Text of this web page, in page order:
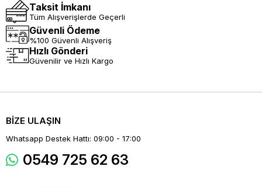
Taksit İmkanı
Tüm Alışverişlerde Geçerli
Güvenli Ödeme
%100 Güvenli Alışveriş
Hızlı Gönderi
Güvenilir ve Hızlı Kargo
BİZE ULAŞIN
Whatsapp Destek Hattı: 09:00 - 17:00
0549 725 62 63